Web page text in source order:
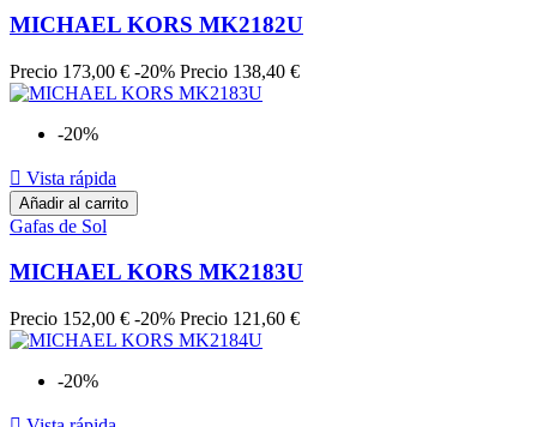
MICHAEL KORS MK2182U
Precio 173,00 € -20% Precio 138,40 €
-20%
 Vista rápida
Añadir al carrito
Gafas de Sol
MICHAEL KORS MK2183U
Precio 152,00 € -20% Precio 121,60 €
-20%